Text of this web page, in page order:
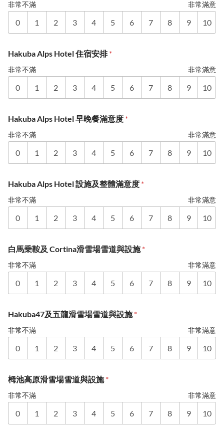
非常不滿 非常滿意
0 1 2 3 4 5 6 7 8 9 10
Hakuba Alps Hotel 住宿安排*
非常不滿 非常滿意
0 1 2 3 4 5 6 7 8 9 10
Hakuba Alps Hotel 早晚餐滿意度 *
非常不滿 非常滿意
0 1 2 3 4 5 6 7 8 9 10
Hakuba Alps Hotel 設施及整體滿意度 *
非常不滿 非常滿意
0 1 2 3 4 5 6 7 8 9 10
白馬乗鞍及 Cortina滑雪場雪道與設施*
非常不滿 非常滿意
0 1 2 3 4 5 6 7 8 9 10
Hakuba47及五龍滑雪場雪道與設施*
非常不滿 非常滿意
0 1 2 3 4 5 6 7 8 9 10
栂池高原滑雪場雪道與設施*
非常不滿 非常滿意
0 1 2 3 4 5 6 7 8 9 10